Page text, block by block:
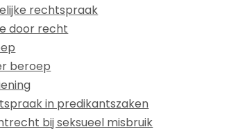
rechtspraak
door recht
beroep
in predikantszaken
bij seksueel misbruik